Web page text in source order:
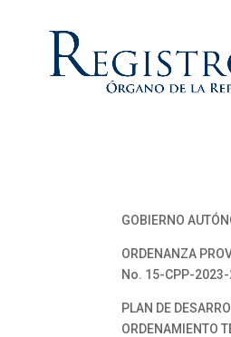
GOBIERNO
ORDENANZA
No. 15-CPP-
PLAN DE
ORDENAMIENTO